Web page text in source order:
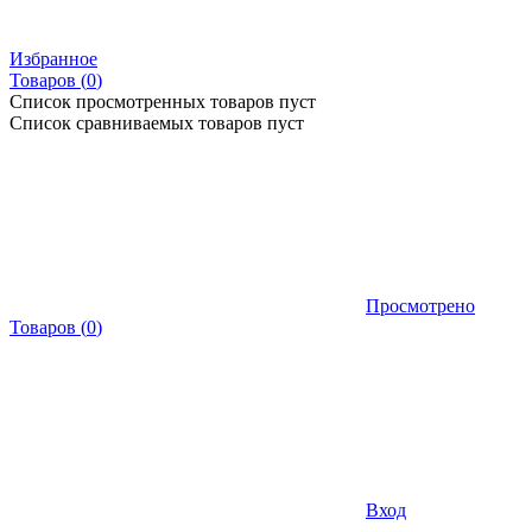
Избранное
Товаров (0)
Список просмотренных товаров пуст
Список сравниваемых товаров пуст
Просмотрено
Товаров (0)
Вход